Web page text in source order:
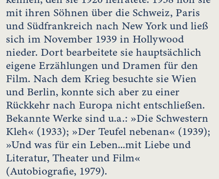
mit ihren Söhnen über die Schweiz, Paris
und Südfrankreich nach New York und ließ
sich im November 1939 in Hollywood
nieder. Dort bearbeitete sie hauptsächlich
eigene Erzählungen und Dramen für den
Film. Nach dem Krieg besuchte sie Wien
und Berlin, konnte sich aber zu einer
Rückkehr nach Europa nicht entschließen.
Bekannte Werke sind u.a.: »Die Schwestern
Kleh« (1933); »Der Teufel nebenan« (1939);
»Und was für ein Leben...mit Liebe und
Literatur, Theater und Film«
(Autobiografie, 1979).